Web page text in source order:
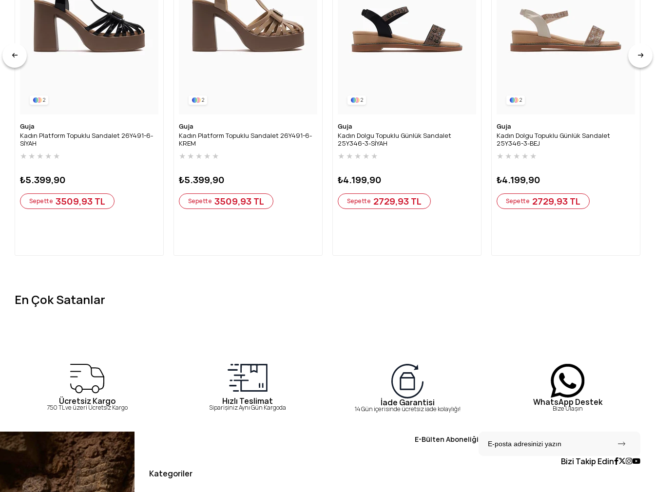
2
Guja
Kadın Platform Topuklu Sandalet 26Y491-6-
SİYAH
★ ★ ★ ★ ★
₺5.399,90
Sepette 3509,93 TL
2
Guja
Kadın Platform Topuklu Sandalet 26Y491-6-
KREM
★ ★ ★ ★ ★
₺5.399,90
Sepette 3509,93 TL
2
Guja
Kadın Dolgu Topuklu Günlük Sandalet
25Y346-3-SİYAH
★ ★ ★ ★ ★
₺4.199,90
Sepette 2729,93 TL
2
Guja
Kadın Dolgu Topuklu Günlük Sandalet
25Y346-3-BEJ
★ ★ ★ ★ ★
₺4.199,90
Sepette 2729,93 TL
En Çok Satanlar
Ücretsiz Kargo
750 TL ve üzeri Ücretsiz Kargo
Hızlı Teslimat
Siparişiniz Aynı Gün Kargoda İade Garantisi
14 Gün içerisinde ücretsiz iade kolaylığı!
WhatsApp Destek
Bize Ulaşın
E-Bülten Aboneliği
Bizi Takip Edin
Kategoriler